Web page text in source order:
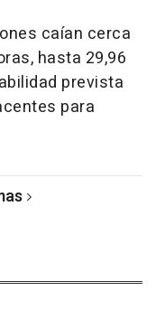
caían cerca
hasta 29,96
prevista
para